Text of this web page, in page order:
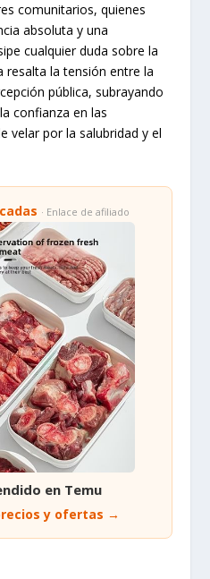
comunitarios, quienes
absoluta y una
cualquier duda sobre la
resalta la tensión entre la
pública, subrayando
confianza en las
velar por la salubridad y el
· Enlace de afiliado
en Temu
y ofertas →